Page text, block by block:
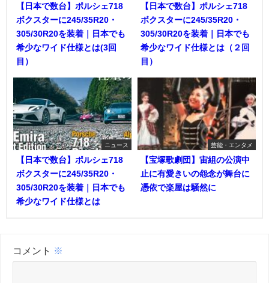
【日本で数台】ポルシェ718
ボクスターに245/35R20・
305/30R20を装着｜日本でも
希少なワイド仕様とは(3回
目）
【日本で数台】ポルシェ718
ボクスターに245/35R20・
305/30R20を装着｜日本でも
希少なワイド仕様とは（２回
目）
ニュース
【日本で数台】ポルシェ718
ボクスターに245/35R20・
305/30R20を装着｜日本でも
希少なワイド仕様とは
芸能・エンタメ
【宝塚歌劇団】宙組の公演中
止に有愛きいの怨念が舞台に
憑依で楽屋は騒然に
コメント ※